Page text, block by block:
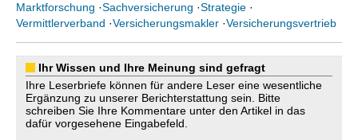
Marktforschung ·Sachversicherung ·Strategie ·
Vermittlerverband ·Versicherungsmakler ·Versicherungsvertrieb
Ihr Wissen und Ihre Meinung sind gefragt
Ihre Leserbriefe können für andere Leser eine wesentliche
Ergänzung zu unserer Berichterstattung sein. Bitte
schreiben Sie Ihre Kommentare unter den Artikel in das
dafür vorgesehene Eingabefeld.